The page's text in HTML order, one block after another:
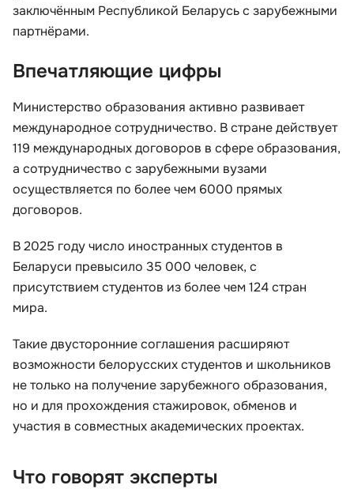
заключённым Республикой Беларусь с зарубежными
партнёрами.
Впечатляющие цифры
Министерство образования активно развивает
международное сотрудничество. В стране действует
119 международных договоров в сфере образования,
а сотрудничество с зарубежными вузами
осуществляется по более чем 6000 прямых
договоров.
В 2025 году число иностранных студентов в
Беларуси превысило 35 000 человек, с
присутствием студентов из более чем 124 стран
мира.
Такие двусторонние соглашения расширяют
возможности белорусских студентов и школьников
не только на получение зарубежного образования,
но и для прохождения стажировок, обменов и
участия в совместных академических проектах.
Что говорят эксперты